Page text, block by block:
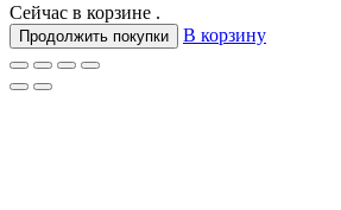
Сейчас в корзине .
Продолжить покупки В корзину